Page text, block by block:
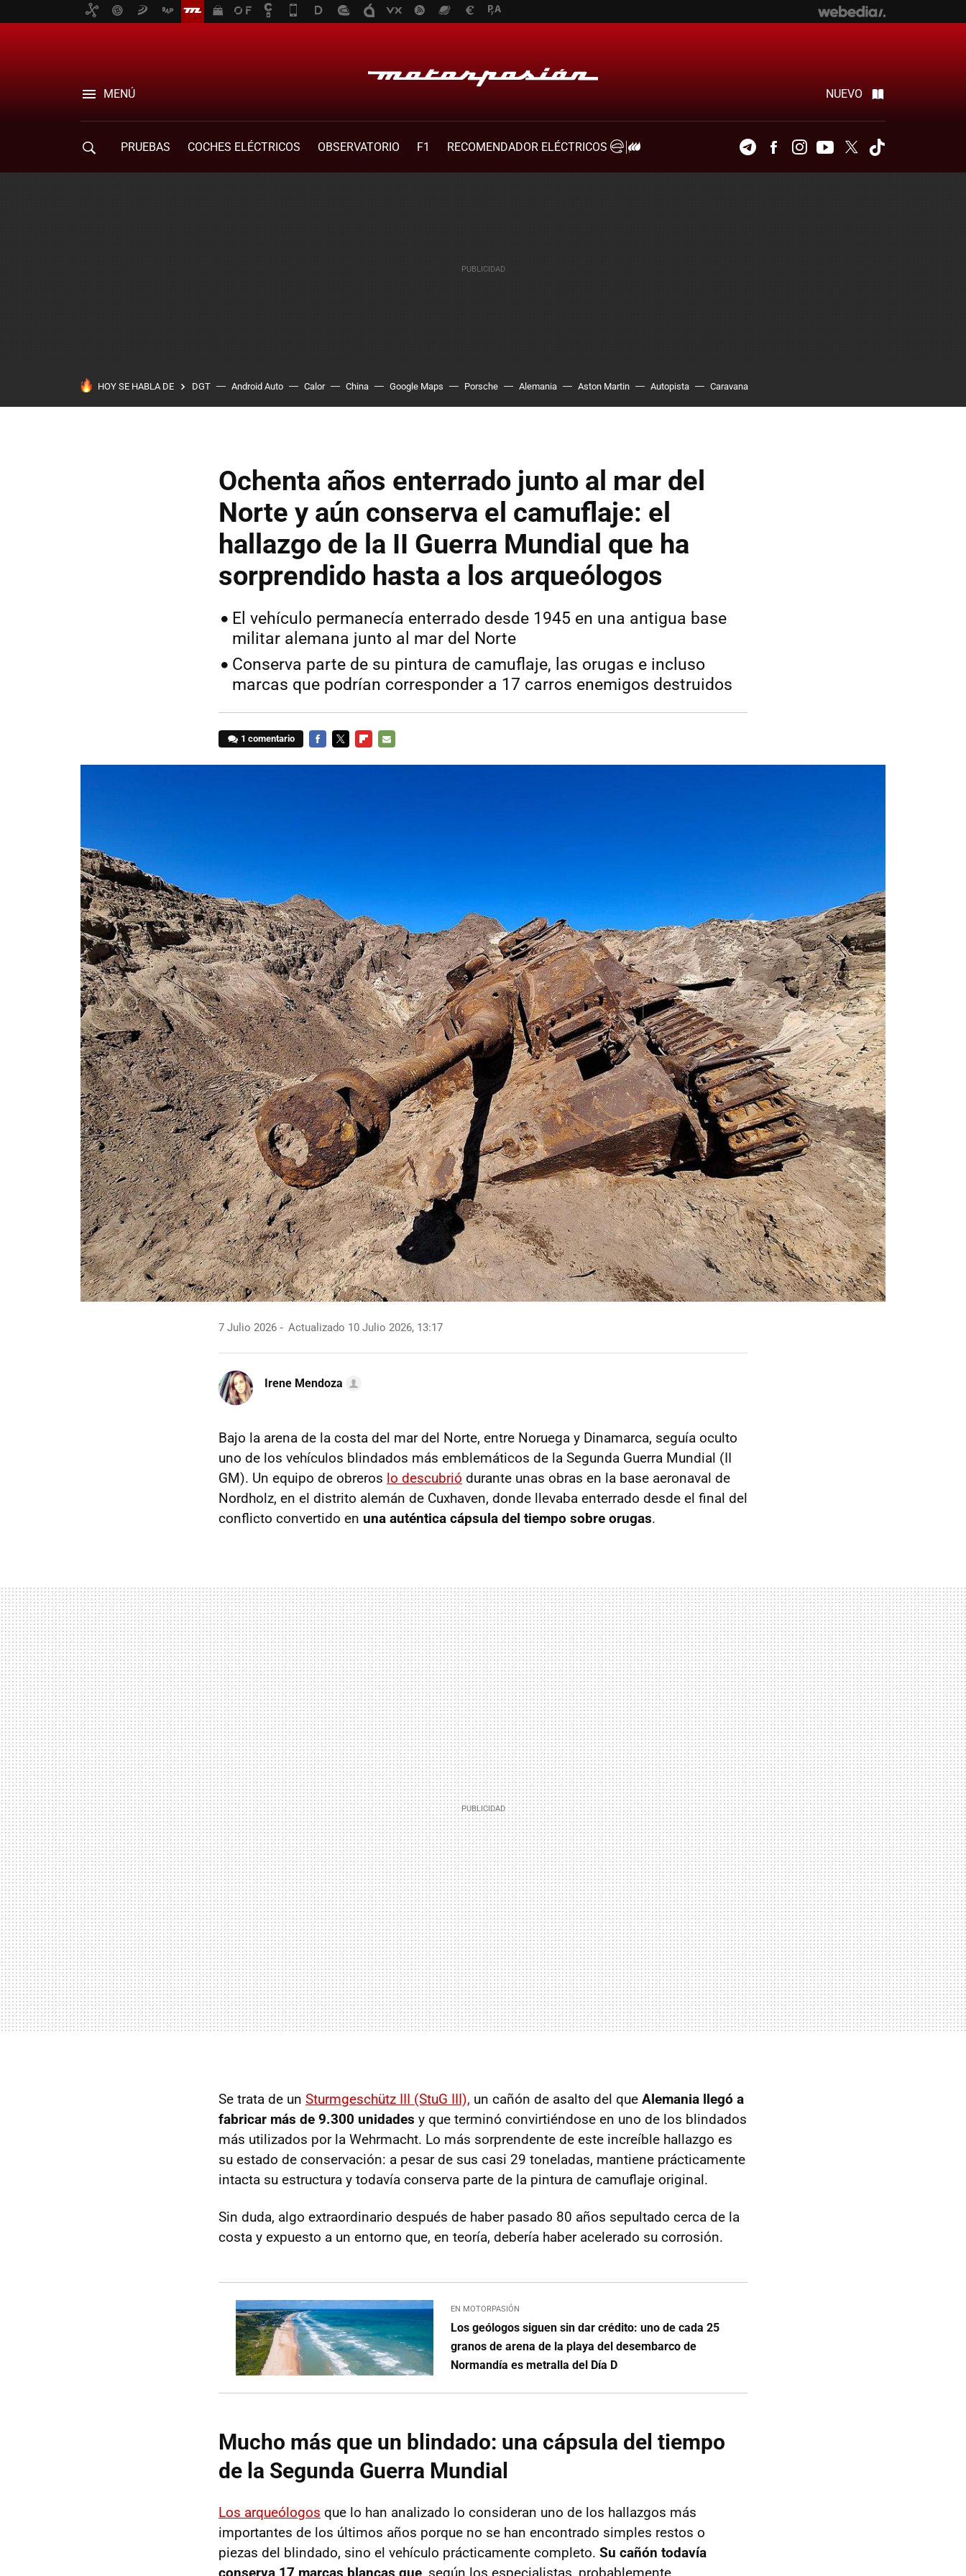
MENÚ NUEVO
PRUEBAS COCHES ELÉCTRICOS OBSERVATORIO F1
RECOMENDADOR ELÉCTRICOS
TelegramFacebookInstagramYoutubeTwitter
HOY SE HABLA DE DGT Android Auto Calor China Google Maps Porsche Alemania Aston Martin Autopista Caravana
Ochenta años enterrado junto al mar del
Norte y aún conserva el camuflaje: el
hallazgo de la II Guerra Mundial que ha
sorprendido hasta a los arqueólogos
El vehículo permanecía enterrado desde 1945 en una antigua base
militar alemana junto al mar del Norte
Conserva parte de su pintura de camuflaje, las orugas e incluso
marcas que podrían corresponder a 17 carros enemigos destruidos
1 comentario
7 Julio 2026 Actualizado 10 Julio 2026, 13:17
Irene Mendoza
Bajo la arena de la costa del mar del Norte, entre Noruega y Dinamarca, seguía oculto
uno de los vehículos blindados más emblemáticos de la Segunda Guerra Mundial (II
GM). Un equipo de obreros lo descubrió durante unas obras en la base aeronaval de
Nordholz, en el distrito alemán de Cuxhaven, donde llevaba enterrado desde el final del
conflicto convertido en una auténtica cápsula del tiempo sobre orugas.
Se trata de un Sturmgeschütz III (StuG III), un cañón de asalto del que Alemania llegó a
fabricar más de 9.300 unidades y que terminó convirtiéndose en uno de los blindados
más utilizados por la Wehrmacht. Lo más sorprendente de este increíble hallazgo es
su estado de conservación: a pesar de sus casi 29 toneladas, mantiene prácticamente
intacta su estructura y todavía conserva parte de la pintura de camuflaje original.
Sin duda, algo extraordinario después de haber pasado 80 años sepultado cerca de la
costa y expuesto a un entorno que, en teoría, debería haber acelerado su corrosión.
EN MOTORPASIÓN
Los geólogos siguen sin dar crédito: uno de cada 25
granos de arena de la playa del desembarco de
Normandía es metralla del Día D
Mucho más que un blindado: una cápsula del tiempo
de la Segunda Guerra Mundial
Los arqueólogos que lo han analizado lo consideran uno de los hallazgos más
importantes de los últimos años porque no se han encontrado simples restos o
piezas del blindado, sino el vehículo prácticamente completo. Su cañón todavía
conserva 17 marcas blancas que , según los especialistas, probablemente